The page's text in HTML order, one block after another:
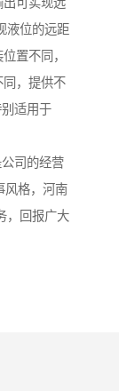
液位的远距
置不同，
同，提供不
适用于
司的经营
风格，河南
，回报广大